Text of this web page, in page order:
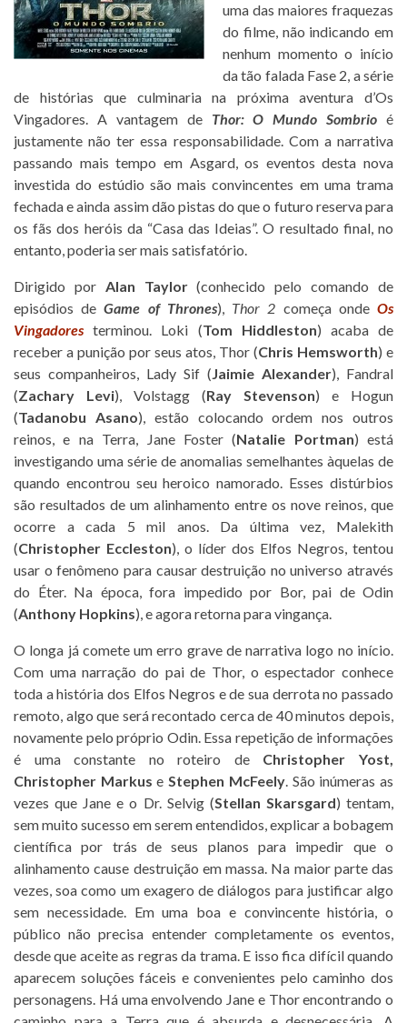
uma das maiores fraquezas
do filme, não indicando em
nenhum momento o início
da tão falada Fase 2, a série
de histórias que culminaria na próxima aventura d’Os
Vingadores. A vantagem de Thor: O Mundo Sombrio é
justamente não ter essa responsabilidade. Com a narrativa
passando mais tempo em Asgard, os eventos desta nova
investida do estúdio são mais convincentes em uma trama
fechada e ainda assim dão pistas do que o futuro reserva para
os fãs dos heróis da “Casa das Ideias”. O resultado final, no
entanto, poderia ser mais satisfatório.
Dirigido por Alan Taylor(conhecido pelo comando de
episódios deGame of Thrones), Thor 2 começa ondeOs
Vingadores terminou. Loki (Tom Hiddleston) acaba de
receber a punição por seus atos, Thor (Chris Hemsworth) e
seus companheiros, Lady Sif (Jaimie Alexander), Fandral
(Zachary Levi), Volstagg (Ray Stevenson) e Hogun
(Tadanobu Asano), estão colocando ordem nos outros
reinos, e na Terra, Jane Foster (Natalie Portman) está
investigando uma série de anomalias semelhantes àquelas de
quando encontrou seu heroico namorado. Esses distúrbios
são resultados de um alinhamento entre os nove reinos, que
ocorre a cada 5 mil anos. Da última vez, Malekith
(Christopher Eccleston), o líder dos Elfos Negros, tentou
usar o fenômeno para causar destruição no universo através
do Éter. Na época, fora impedido por Bor, pai de Odin
(Anthony Hopkins), e agora retorna para vingança.
O longa já comete um erro grave de narrativa logo no início.
Com uma narração do pai de Thor, o espectador conhece
toda a história dos Elfos Negros e de sua derrota no passado
remoto, algo que será recontado cerca de 40 minutos depois,
novamente pelo próprio Odin. Essa repetição de informações
é uma constante no roteiro de Christopher Yost,
Christopher Markus eStephen McFeely. São inúmeras as
vezes que Jane e o Dr. Selvig (Stellan Skarsgard) tentam,
sem muito sucesso em serem entendidos, explicar a bobagem
científica por trás de seus planos para impedir que o
alinhamento cause destruição em massa. Na maior parte das
vezes, soa como um exagero de diálogos para justificar algo
sem necessidade. Em uma boa e convincente história, o
público não precisa entender completamente os eventos,
desde que aceite as regras da trama. E isso fica difícil quando
aparecem soluções fáceis e convenientes pelo caminho dos
personagens. Há uma envolvendo Jane e Thor encontrando o